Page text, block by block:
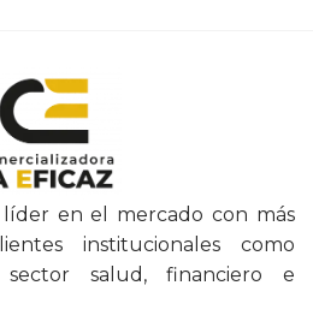
en el mercado con más
institucionales como
sector salud, financiero e